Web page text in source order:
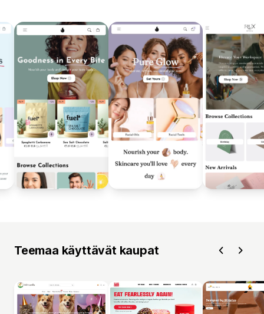
Teemaa käyttävät kaupat